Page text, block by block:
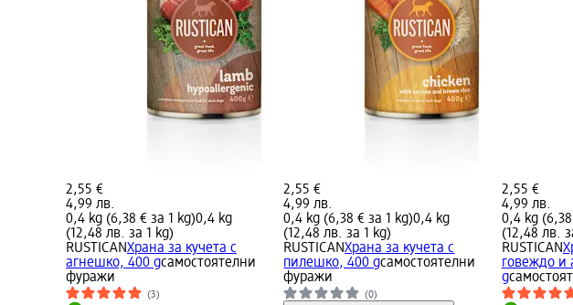
2,55 €
4,99 лв.
0,4 kg (6,38 € за 1 kg)0,4 kg
(12,48 лв. за 1 kg)
RUSTICANХрана за кучета с
агнешко, 400 gсамостоятелни
фуражи
(3)
2,55 €
4,99 лв.
0,4 kg (6,38 € за 1 kg)0,4 kg
(12,48 лв. за 1 kg)
RUSTICANХрана за кучета с
пилешко, 400 gсамостоятелни
фуражи
(0)
2,55 €
4,99 лв.
0,4 kg
(12,48 лв.
RUSTICAN
говеждо и
g